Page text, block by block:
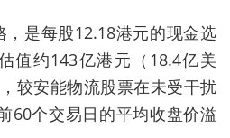
是每股12.18港元的现金选
值约143亿港元（18.4亿美
较安能物流股票在未受干扰
60个交易日的平均收盘价溢